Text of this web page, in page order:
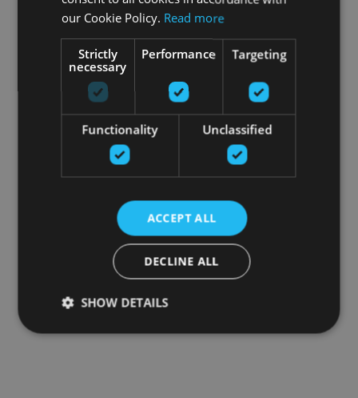
our Cookie Policy. Read more
Strictly
necessary
Performance Targeting
Functionality Unclassified
ACCEPT ALL
DECLINE ALL
SHOW DETAILS